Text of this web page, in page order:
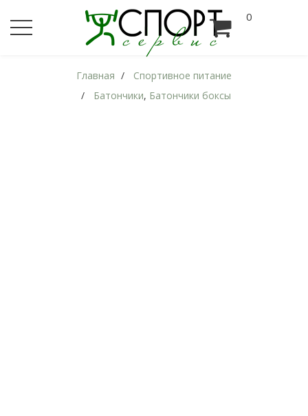
0
Главная
Спортивное питание
Батончики, Батончики боксы